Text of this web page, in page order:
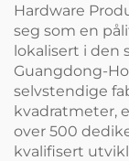
Hardware
seg som en
lokalisert i den
Guangdong-
selvstendige
kvadratmeter,
over 500
kvalifisert